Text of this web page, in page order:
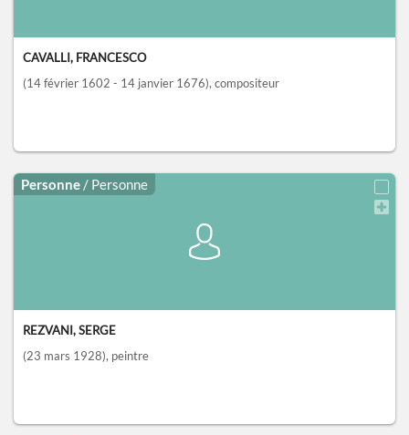
CAVALLI, FRANCESCO
(14 février 1602 - 14 janvier 1676), compositeur
Personne / Personne
REZVANI, SERGE
(23 mars 1928), peintre